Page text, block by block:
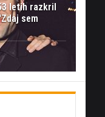
letih razkril
sem